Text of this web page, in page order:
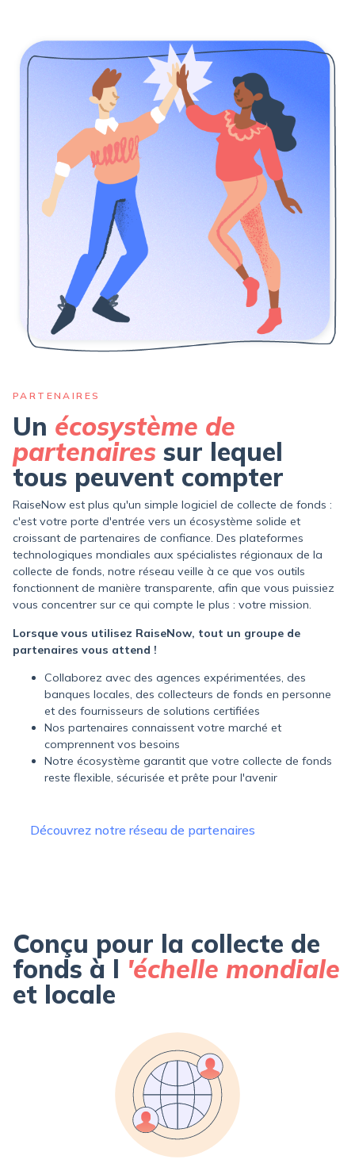
PARTENAIRES
Un écosystème de
partenaires sur lequel
tous peuvent compter
RaiseNow est plus qu'un simple logiciel de collecte de fonds :
c'est votre porte d'entrée vers un écosystème solide et
croissant de partenaires de confiance. Des plateformes
technologiques mondiales aux spécialistes régionaux de la
collecte de fonds, notre réseau veille à ce que vos outils
fonctionnent de manière transparente, afin que vous puissiez
vous concentrer sur ce qui compte le plus : votre mission.
Lorsque vous utilisez RaiseNow, tout un groupe de
partenaires vous attend !
Collaborez avec des agences expérimentées, des
banques locales, des collecteurs de fonds en personne
et des fournisseurs de solutions certifiées
Nos partenaires connaissent votre marché et
comprennent vos besoins
Notre écosystème garantit que votre collecte de fonds
reste flexible, sécurisée et prête pour l'avenir
Découvrez notre réseau de partenaires
Conçu pour la collecte de
fonds à l 'échelle mondiale
et locale